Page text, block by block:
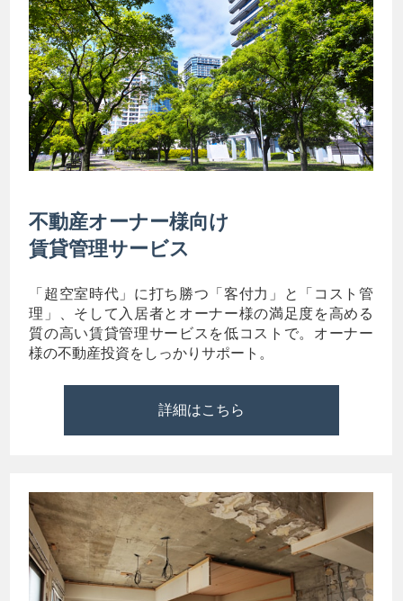
不動産オーナー様向け
賃貸管理サービス
「超空室時代」に打ち勝つ「客付力」と「コスト管
理」、そして入居者とオーナー様の満足度を高める
質の高い賃貸管理サービスを低コストで。オーナー
様の不動産投資をしっかりサポート。
詳細はこちら